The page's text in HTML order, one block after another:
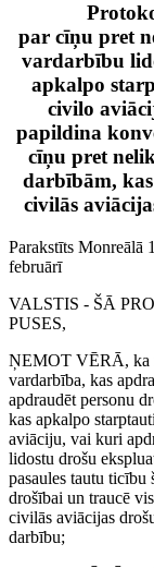
par cīņu pret
vardarbību
apkalpo
civilo
papildina
cīņu pret
darbībām,
civilās
Parakstīts Monreālā
februārī
VALSTIS - ŠĀ
PUSES,
ŅEMOT VĒRĀ, ka
vardarbība, kas
apdraudēt personu
kas apkalpo
aviāciju, vai kuri
lidostu drošu
pasaules tautu ticību
drošībai un traucē
civilās aviācijas
darbību;